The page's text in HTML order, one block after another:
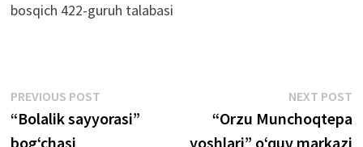
bosqich 422-guruh talabasi
Post
menyusi
PREVIOUS POSTPrevious
post:
“Bolalik sayyorasi”
bog‘chasi
NEXT POST
“Orzu Munchoqtepa
yoshlari” o‘quv markazi